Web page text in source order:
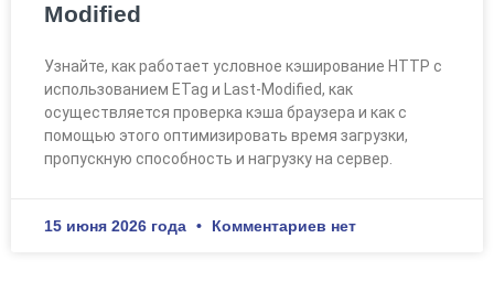
Modified
Узнайте, как работает условное кэширование HTTP с
использованием ETag и Last-Modified, как
осуществляется проверка кэша браузера и как с
помощью этого оптимизировать время загрузки,
пропускную способность и нагрузку на сервер.
15 июня 2026 года Комментариев нет